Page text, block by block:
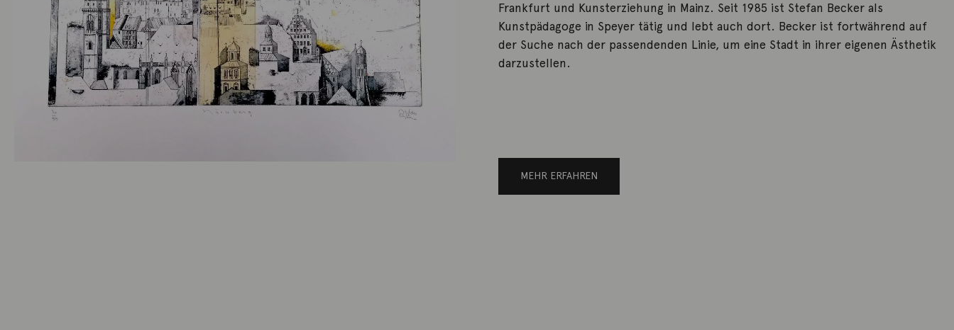
Frankfurt und Kunsterziehung in Mainz. Seit 1985 ist Stefan Becker als
Kunstpädagoge in Speyer tätig und lebt auch dort. Becker ist fortwährend auf
der Suche nach der passendenden Linie, um eine Stadt in ihrer eigenen Ästhetik
darzustellen.
MEHR ERFAHREN